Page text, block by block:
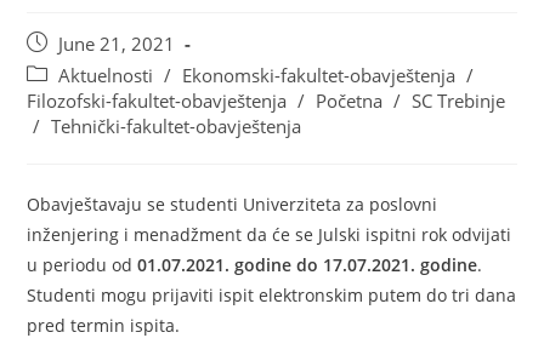
June 21, 2021
Aktuelnosti / Ekonomski-fakultet-obavještenja /
Filozofski-fakultet-obavještenja / Početna / SC Trebinje
/ Tehnički-fakultet-obavještenja
Obavještavaju se studenti Univerziteta za poslovni
inženjering i menadžment da će se Julski ispitni rok odvijati
u periodu od01.07.2021. godine do 17.07.2021. godine.
Studenti mogu prijaviti ispit elektronskim putem do tri dana
pred termin ispita.